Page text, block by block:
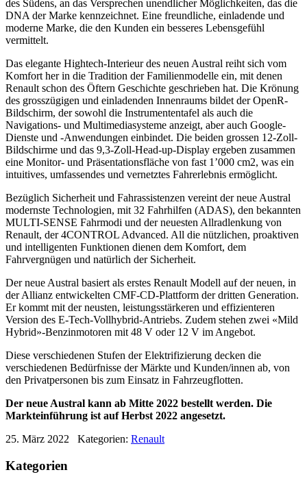
des Südens, an das Versprechen unendlicher Möglichkeiten, das die
DNA der Marke kennzeichnet. Eine freundliche, einladende und
moderne Marke, die den Kunden ein besseres Lebensgefühl
vermittelt.
Das elegante Hightech-Interieur des neuen Austral reiht sich vom
Komfort her in die Tradition der Familienmodelle ein, mit denen
Renault schon des Öftern Geschichte geschrieben hat. Die Krönung
des grosszügigen und einladenden Innenraums bildet der OpenR-
Bildschirm, der sowohl die Instrumententafel als auch die
Navigations- und Multimediasysteme anzeigt, aber auch Google-
Dienste und -Anwendungen einbindet. Die beiden grossen 12-Zoll-
Bildschirme und das 9,3-Zoll-Head-up-Display ergeben zusammen
eine Monitor- und Präsentationsfläche von fast 1’000 cm2, was ein
intuitives, umfassendes und vernetztes Fahrerlebnis ermöglicht.
Bezüglich Sicherheit und Fahrassistenzen vereint der neue Austral
modernste Technologien, mit 32 Fahrhilfen (ADAS), den bekannten
MULTI-SENSE Fahrmodi und der neuesten Allradlenkung von
Renault, der 4CONTROL Advanced. All die nützlichen, proaktiven
und intelligenten Funktionen dienen dem Komfort, dem
Fahrvergnügen und natürlich der Sicherheit.
Der neue Austral basiert als erstes Renault Modell auf der neuen, in
der Allianz entwickelten CMF-CD-Plattform der dritten Generation.
Er kommt mit der neusten, leistungsstärkeren und effizienteren
Version des E-Tech-Vollhybrid-Antriebs. Zudem stehen zwei «Mild
Hybrid»-Benzinmotoren mit 48 V oder 12 V im Angebot.
Diese verschiedenen Stufen der Elektrifizierung decken die
verschiedenen Bedürfnisse der Märkte und Kunden/innen ab, von
den Privatpersonen bis zum Einsatz in Fahrzeugflotten.
Der neue Austral kann ab Mitte 2022 bestellt werden. Die
Markteinführung ist auf Herbst 2022 angesetzt.
25. März 2022
Kategorien: Renault
Kategorien